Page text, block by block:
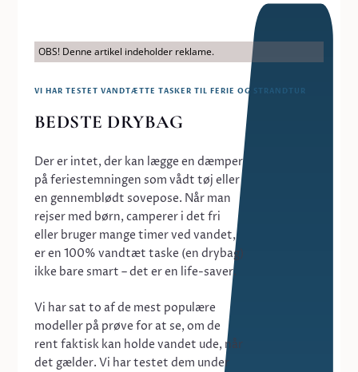
TESTET VANDTÆTTE
TASKER TIL FERIE OG
STRANDTUR
maj 14, 2026
0
OBS! Denne artikel indeholder reklame.
VI HAR TESTET VANDTÆTTE TASKER TIL FERIE OG STRANDTUR
BEDSTE DRYBAG
Der er intet, der kan lægge en dæmper
på feriestemningen som vådt tøj eller
en gennemblødt sovepose. Når man
rejser med børn, camperer i det fri
eller bruger mange timer ved vandet,
er en 100% vandtæt taske (en drybag)
ikke bare smart – det er en life-saver.
Vi har sat to af de mest populære
modeller på prøve for at se, om de
rent faktisk kan holde vandet ude, når
det gælder. Vi har testet dem under